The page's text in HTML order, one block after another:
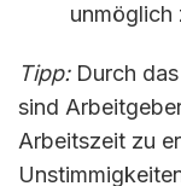
unmöglich
Tipp:Durch das
sind
Arbeitszeit zu